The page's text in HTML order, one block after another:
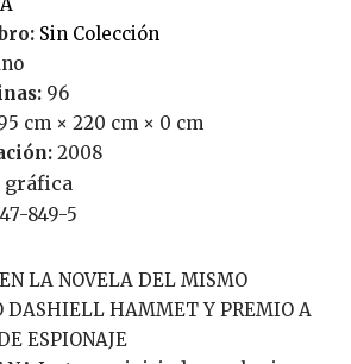
Sin Colección
96
cm × 220 cm × 0 cm
2008
gráfica
849-5
DASHIELL HAMMET Y PREMIO A
ESPIONAJE